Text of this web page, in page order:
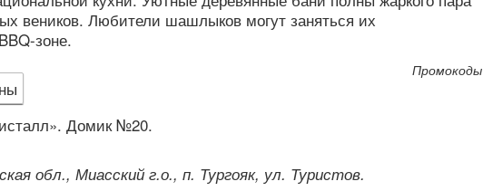
веников. Любители шашлыков могут заняться их
зоне.
Промокоды
обл., Миасский г.о., п. Тургояк, ул. Туристов.